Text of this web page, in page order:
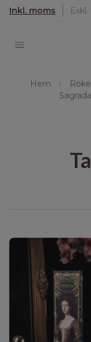
Inkl. moms
Hem